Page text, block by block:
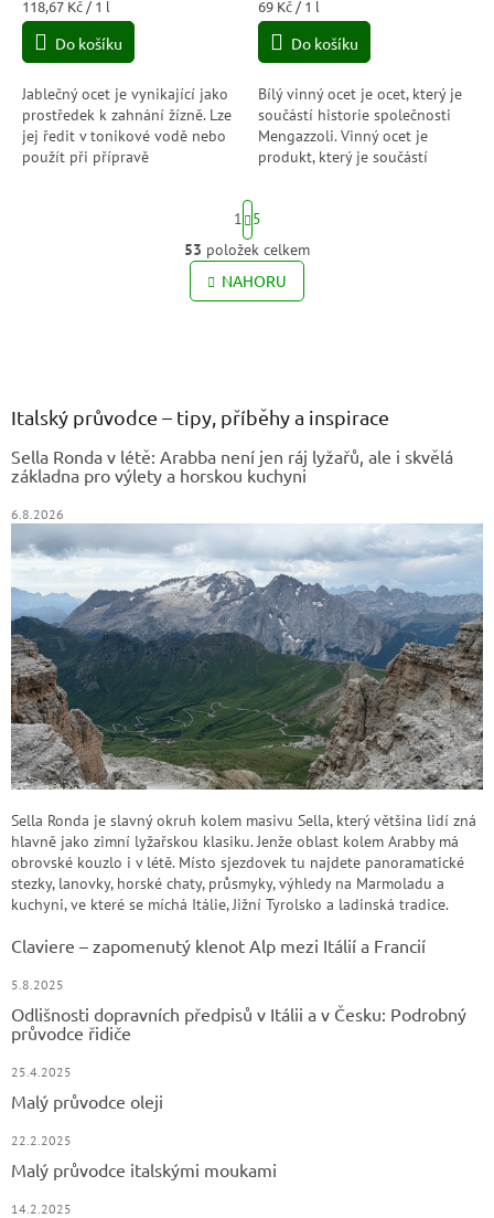
5,0
5
hvězdiček.
Měrná
cena:
118,67 Kč / 1 l
Do košíku
Jablečný ocet je vynikající jako
prostředek k zahnání žízně. Lze
jej ředit v tonikové vodě nebo
použít při přípravě
5,0
5
hvězdiček.
Měrná
cena:
69 Kč / 1 l
Do košíku
Bílý vinný ocet je ocet, který je
součástí historie společnosti
Mengazzoli. Vinný ocet je
produkt, který je součástí
O
v
l
í
p
r
v
k
ý
p
i
s
u
S
t
r
á
n
k
1
5
53 položek celkem
NAHORU
Italský průvodce – tipy, příběhy a inspirace
Sella Ronda v létě: Arabba není jen ráj lyžařů, ale i skvělá
základna pro výlety a horskou kuchyni
6.8.2026
Sella Ronda je slavný okruh kolem masivu Sella, který většina lidí zná
hlavně jako zimní lyžařskou klasiku. Jenže oblast kolem Arabby má
obrovské kouzlo i v létě. Místo sjezdovek tu najdete panoramatické
stezky, lanovky, horské chaty, průsmyky, výhledy na Marmoladu a
kuchyni, ve které se míchá Itálie, Jižní Tyrolsko a ladinská tradice.
Claviere – zapomenutý klenot Alp mezi Itálií a Francií
5.8.2025
Odlišnosti dopravních předpisů v Itálii a v Česku: Podrobný
průvodce řidiče
25.4.2025
Malý průvodce oleji
22.2.2025
Malý průvodce italskými moukami
14.2.2025